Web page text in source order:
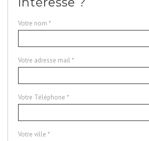
Votre nom *
Votre adresse mail *
Votre Téléphone *
Votre ville *